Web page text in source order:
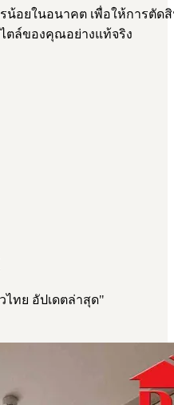
อยในอนาคต เพื่อให้การตัดสิ
ตล์ของคุณอย่างแท้จริง
ไทย อัปเดตล่าสุด"